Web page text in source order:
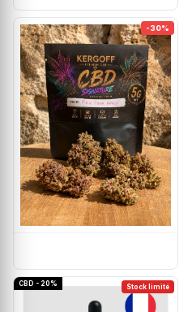
-30%
Stock limité
CBD - 20%